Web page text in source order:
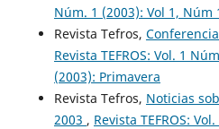
Núm. 1 (2003): Vol 1, Núm
Revista Tefros,
Revista TEFROS: Vol. 1
(2003): Primavera
Revista Tefros, Noticias
2003 , Revista TEFROS: